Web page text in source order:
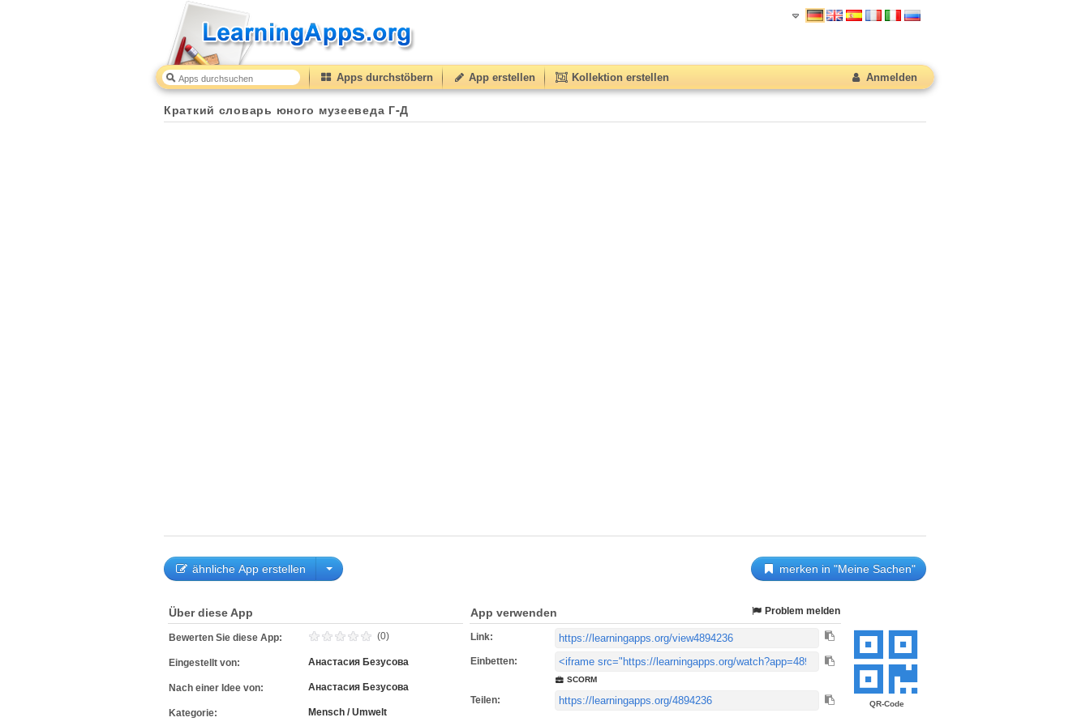
Apps durchstöbern App erstellen Kollektion erstellen Anmelden
Краткий словарь юного музееведа Г-Д
ähnliche App erstellen merken in "Meine Sachen"
QR-Code
Über diese App
Bewerten Sie diese App: (0)
Eingestellt von: Анастасия Безусова
Nach einer Idee von: Анастасия Безусова
Kategorie: Mensch / Umwelt
App verwenden Problem melden
Link:
Einbetten:
SCORM
Teilen: